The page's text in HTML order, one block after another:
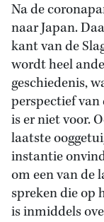
Na de
naar Japan.
kant van de
wordt heel
geschiedenis,
perspectief van
is er niet voor.
laatste
instantie
om een van de
spreken die op
is inmiddels